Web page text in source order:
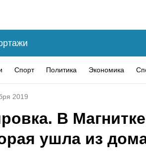
Спорт Политика Экономика
2019
В
ушла из